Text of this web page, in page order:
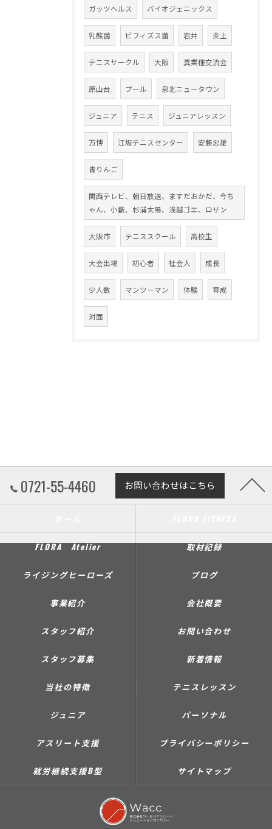
ガッツヘルス バイオジェニックス
乳酸菌 ビフィズス菌 岩井 炎上
テニスサークル 大阪 異業種交流会
原山台 プール 泉北ニュータウン
ジュニア テニス ジュニアレッスン
万博 江坂テニスセンター 安藤忠雄
青りんご
関西テレビ、朝日放送、ますだおかだ、今ち
ゃん、小藪、杉浦太陽、浅越ゴエ、ロザン
大阪市 テニススクール 高校生
大会出場 初心者 社会人 成長
少人数 マンツーマン 体験 育成
対面
0721-55-4460 お問い合わせはこちら
FLORA Atelier 取材記録
ライジングヒーローズ ブログ
事業紹介 会社概要
スタッフ紹介 お問い合わせ
スタッフ募集 新着情報
当社の特徴 テニスレッスン
ジュニア パーソナル
アスリート支援 プライバシーポリシー
就労継続支援B型 サイトマップ